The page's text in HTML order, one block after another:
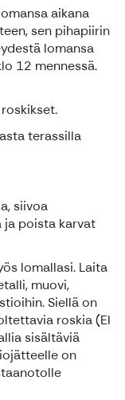
aikana
sen pihapiirin
lomansa
12 mennessä.
terassilla
siivoa
poista karvat
lomallasi. Laita
muovi,
Siellä on
roskia (EI
sisältäviä
on